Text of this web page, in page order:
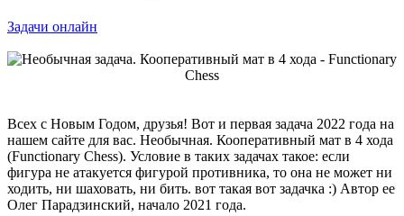
Задачи онлайн
Всех с Новым Годом, друзья! Вот и первая задача 2022 года на
нашем сайте для вас. Необычная. Кооперативный мат в 4 хода
(Functionary Chess). Условие в таких задачах такое: если
фигура не атакуется фигурой противника, то она не может ни
ходить, ни шаховать, ни бить. вот такая вот задачка :) Автор ее
Олег Парадзинский, начало 2021 года.